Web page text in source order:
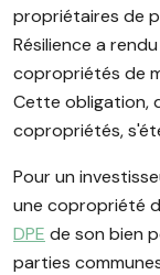
propriétaires de
Résilience a
copropriétés de
Cette obligation,
copropriétés,
Pour un
une copropriété
DPE de son bien
parties